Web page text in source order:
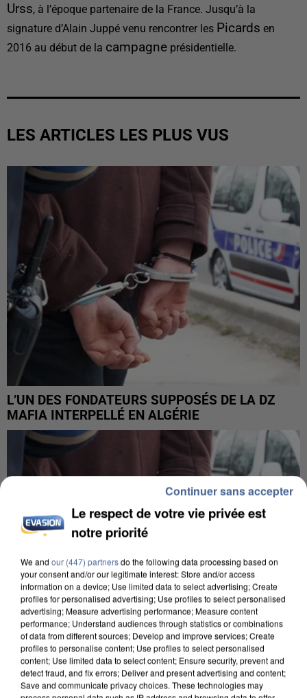
Urss, à l’époque partenaire de la France. Jusqu’à la
signature d’Alain Juppé venu rencontrer les Picards en
2016 au début de la campagne présidentielle.
LES ARTICLES LES PLUS VUS
L’UN DES FONDATEURS SUPPOSÉS DE LA DZ
MAFIA INTERPELLÉ EN ALGÉRIE
UN SECOND CADRE DE LA DZ MAFIA
INTERPELLÉ EN ALGÉRIE
Le respect de votre vie privée est
notre priorité
We and our (447) partnersdo the following data processing based on
your consent and/or our legitimate interest: Store and/or access
information on a device; Use limited data to select advertising; Create
profiles for personalised advertising; Use profiles to select personalised
advertising; Measure advertising performance; Measure content
performance; Understand audiences through statistics or combinations
of data from different sources; Develop and improve services; Create
profiles to personalise content; Use profiles to select personalised
content; Use limited data to select content; Ensure security, prevent and
detect fraud, and fix errors; Deliver and present advertising and content;
Save and communicate privacy choices. These technologies may
Continuer sans accepter